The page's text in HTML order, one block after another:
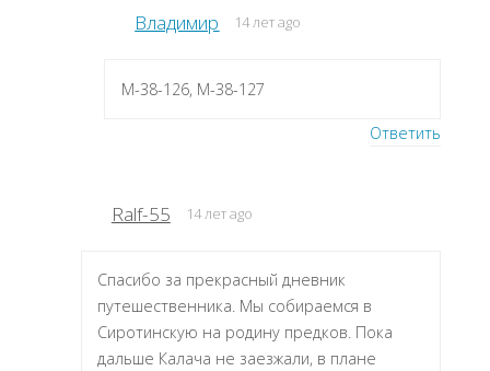
Владимир 14 лет ago
M-38-126, M-38-127
Ответить
Ralf-55 14 лет ago
Спасибо за прекрасный дневник
путешественника. Мы собираемся в
Сиротинскую на родину предков. Пока
дальше Калача не заезжали, в плане